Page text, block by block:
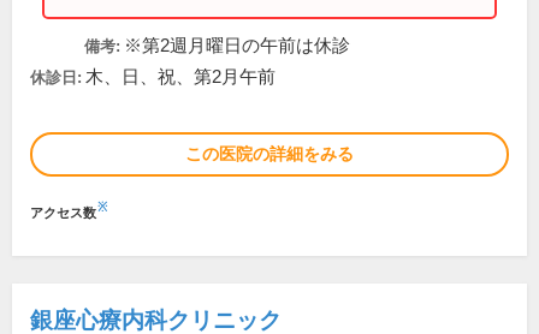
備考: ※第2週月曜日の午前は休診
休診日: 木、日、祝、第2月午前
この医院の詳細をみる
アクセス数※
銀座心療内科クリニック